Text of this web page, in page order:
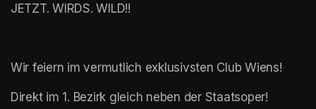
JETZT. WIRDS. WILD!!
Wir feiern im vermutlich exklusivsten Club Wiens!
Direkt im 1. Bezirk gleich neben der Staatsoper!